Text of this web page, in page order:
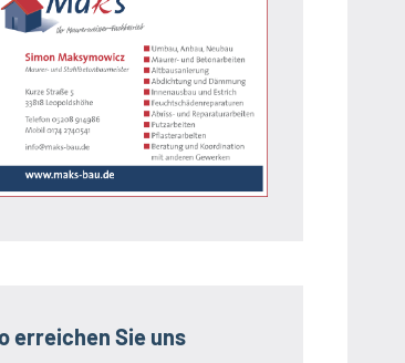
erreichen Sie uns